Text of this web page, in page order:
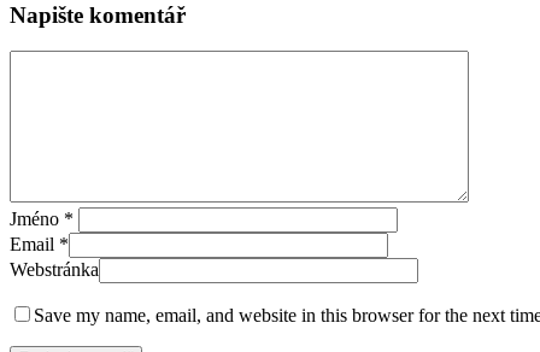
Napište komentář
Jméno *
Email *
Webstránka
Save my name, email, and website in this browser for the next